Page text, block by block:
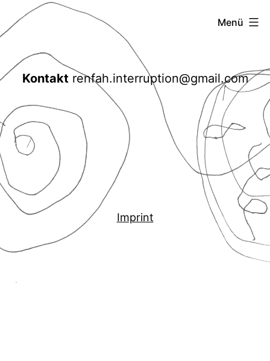
Inhalt
springen
renfah
Menü
Kontakt renfah.interruption@gmail.com
Imprint